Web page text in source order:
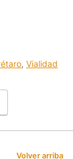
, Vialidad
Volver arriba